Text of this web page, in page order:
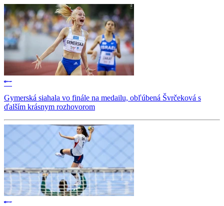
Gymerská siahala vo finále na medailu, obľúbená Švrčeková s
ďalším krásnym rozhovorom